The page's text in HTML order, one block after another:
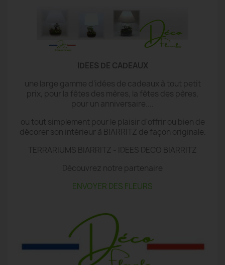
IDEES DE CADEAUX
une large gamme d'idées de cadeaux à tout petit
prix, pour la fêtes des mères, la fêtes des pères,
pour un anniversaire....
ou tout simplement pour le plaisir d'offrir ou bien de
décorer son intérieur à BIARRITZ de façon originale.
TERRARIUMS BIARRITZ - IDEES DECO BIARRITZ
Découvrez notre partenaire
ENVOYER DES FLEURS